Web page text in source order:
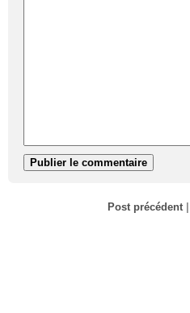
Post précédent|